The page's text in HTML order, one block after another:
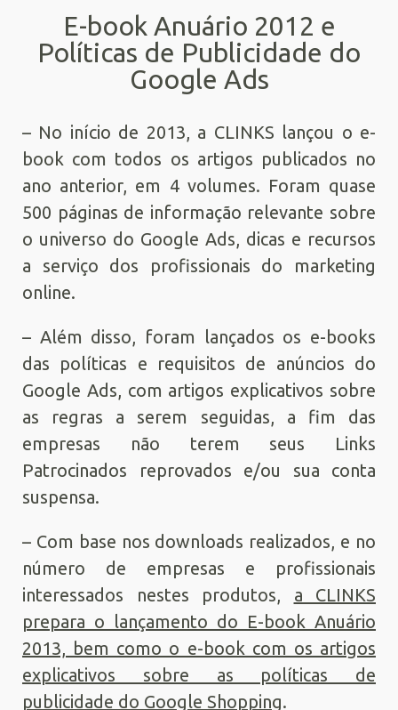
E-book Anuário 2012 e
Políticas de Publicidade do
Google Ads
– No início de 2013, a CLINKS lançou o e-
book com todos os artigos publicados no
ano anterior, em 4 volumes. Foram quase
500 páginas de informação relevante sobre
o universo do Google Ads, dicas e recursos
a serviço dos profissionais do marketing
online.
– Além disso, foram lançados os e-books
das políticas e requisitos de anúncios do
Google Ads, com artigos explicativos sobre
as regras a serem seguidas, a fim das
empresas não terem seus Links
Patrocinados reprovados e/ou sua conta
suspensa.
– Com base nos downloads realizados, e no
número de empresas e profissionais
interessados nestes produtos, a CLINKS
prepara o lançamento do E-book Anuário
2013, bem como o e-book com os artigos
explicativos sobre as políticas de
publicidade do Google Shopping.